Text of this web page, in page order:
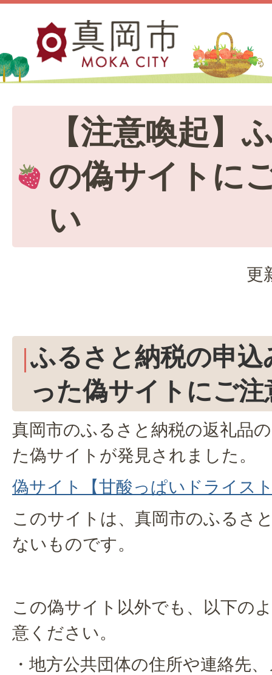
【注意喚起】
の偽サイトに
い
更
ふるさと納税の申
った偽サイトにご
真岡市のふるさと納税の返礼品
た偽サイトが発見されました。
偽サイト【甘酸っぱいドライス
このサイトは、真岡市のふるさ
ないものです。
この偽サイト以外でも、以下の
意ください。
・地方公共団体の住所や連絡先